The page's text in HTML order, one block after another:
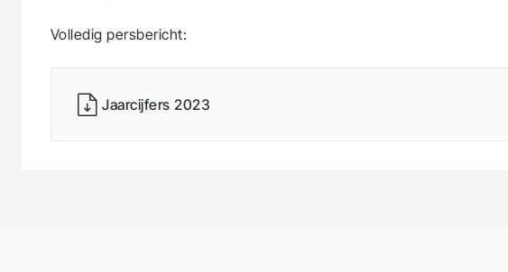
Volledig persbericht:
Jaarcijfers 2023